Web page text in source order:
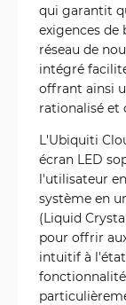
qui garantit
exigences de
réseau de
intégré
offrant ainsi
rationalisé et
L'Ubiquiti
écran LED
l'utilisateur
système en
(Liquid
pour offrir
intuitif à l'état